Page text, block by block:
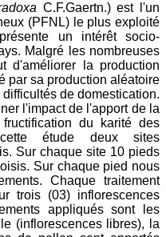
C.F.Gaertn.) est l'un
(PFNL) le plus exploité
un intérêt socio-
Malgré les nombreuses
d'améliorer la production
par sa production aléatoire
de domestication.
l'impact de l'apport de la
du karité des
étude deux sites
Sur chaque site 10 pieds
Sur chaque pied nous
Chaque traitement
trois (03) inflorescences
appliqués sont les
(inflorescences libres), la